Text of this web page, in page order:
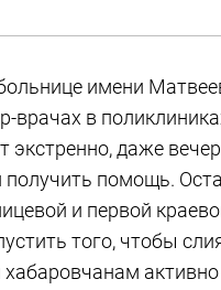
имени
врачах в
экстренно, даже
помощь.
и первой
того, чтобы
хабаровчанам